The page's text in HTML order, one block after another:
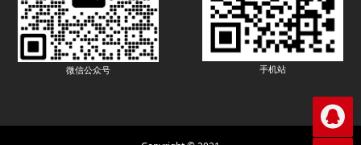
微信公众号 手机站
